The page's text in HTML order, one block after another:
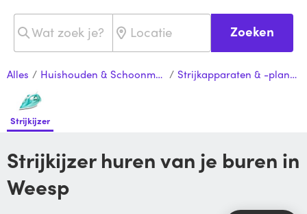
Zoeken
Alles / Huishouden & Schoonmaak / Strijkapparaten & -planken
Strijkijzer
Strijkijzer huren van je buren in
Weesp